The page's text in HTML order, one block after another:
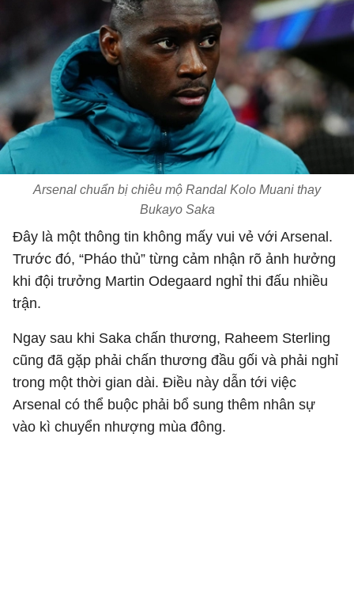
Arsenal chuẩn bị chiêu mộ Randal Kolo Muani thay
Bukayo Saka
Đây là một thông tin không mấy vui vẻ với Arsenal.
Trước đó, “Pháo thủ” từng cảm nhận rõ ảnh hưởng
khi đội trưởng Martin Odegaard nghỉ thi đấu nhiều
trận.
Ngay sau khi Saka chấn thương, Raheem Sterling
cũng đã gặp phải chấn thương đầu gối và phải nghỉ
trong một thời gian dài. Điều này dẫn tới việc
Arsenal có thể buộc phải bổ sung thêm nhân sự
vào kì chuyển nhượng mùa đông.